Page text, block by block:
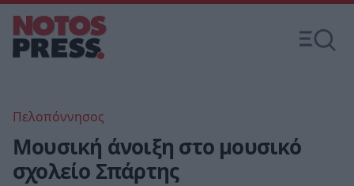
Πελοπόννησος
Μουσική άνοιξη στο μουσικό
σχολείο Σπάρτης